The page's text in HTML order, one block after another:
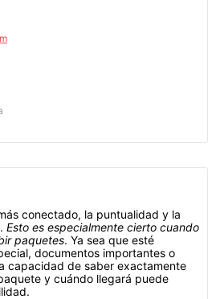
conectado, la puntualidad y la
Esto es especialmente cierto cuando
paquetes. Ya sea que esté
documentos importantes o
capacidad de saber exactamente
y cuándo llegará puede